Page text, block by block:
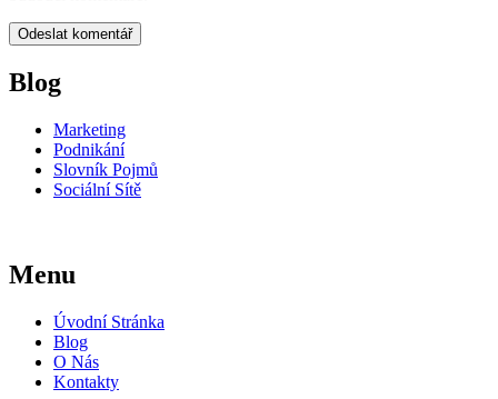
Blog
Marketing
Podnikání
Slovník Pojmů
Sociální Sítě
Menu
Úvodní Stránka
Blog
O Nás
Kontakty